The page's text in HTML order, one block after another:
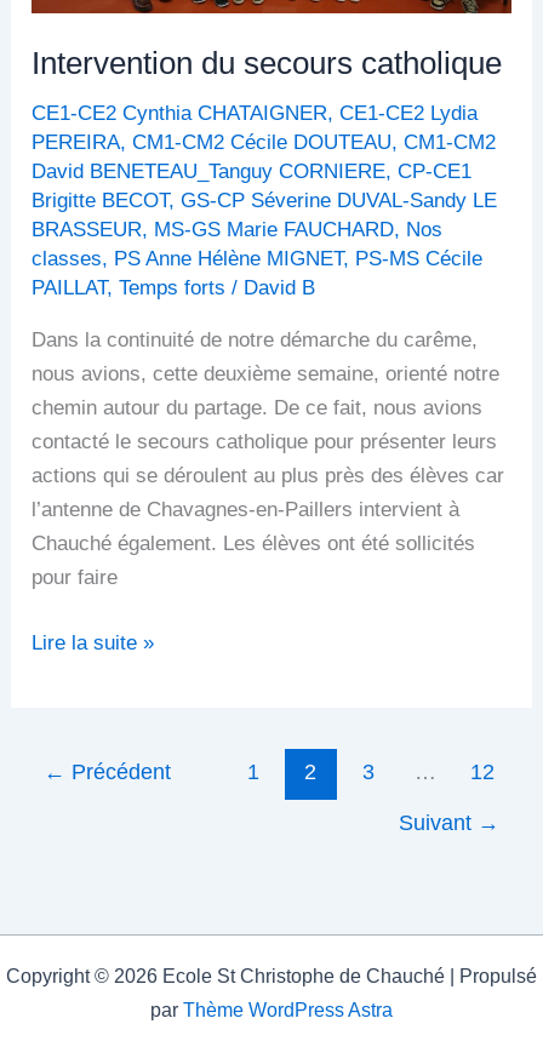
Intervention du secours catholique
CE1-CE2 Cynthia CHATAIGNER,CE1-CE2 Lydia
PEREIRA,CM1-CM2 Cécile DOUTEAU,CM1-CM2
David BENETEAU_Tanguy CORNIERE,CP-CE1
Brigitte BECOT,GS-CP Séverine DUVAL-Sandy LE
BRASSEUR, MS-GS Marie FAUCHARD, Nos
classes, PS Anne Hélène MIGNET, PS-MS Cécile
PAILLAT,Temps forts / David B
Dans la continuité de notre démarche du carême,
nous avions, cette deuxième semaine, orienté notre
chemin autour du partage. De ce fait, nous avions
contacté le secours catholique pour présenter leurs
actions qui se déroulent au plus près des élèves car
l’antenne de Chavagnes-en-Paillers intervient à
Chauché également. Les élèves ont été sollicités
pour faire
Lire la suite »
← Précédent 1 2 3 … 12
Suivant →
Copyright © 2026 Ecole St Christophe de Chauché | Propulsé
par Thème WordPress Astra